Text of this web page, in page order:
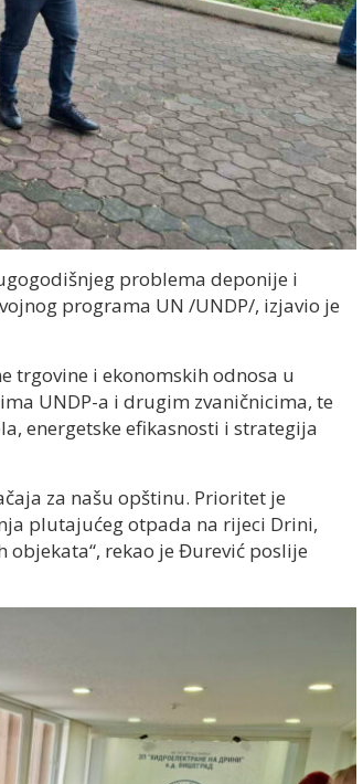
problema deponije i
programa UN /UNDP/, izjavio je
trgovine i ekonomskih odnosa u
UNDP-a i drugim zvaničnicima, te
energetske efikasnosti i strategija
za našu opštinu. Prioritet je
plutajućeg otpada na rijeci Drini,
rekao je Đurević poslije